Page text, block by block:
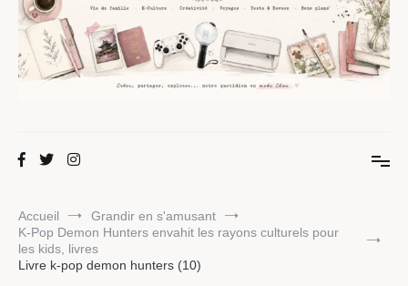
Maman Chou
Accueil
Grandir en s'amusant
K-Pop Demon Hunters envahit les rayons culturels pour
les kids, livres
Livre k-pop demon hunters (10)